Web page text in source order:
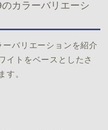
カラーバリエーシ
バリエーションを紹介
イトをベースとしたさ
す。